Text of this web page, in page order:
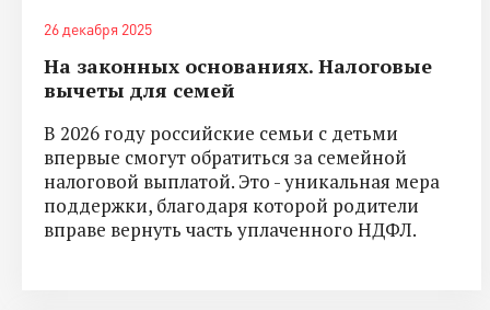
26 декабря 2025
На законных основаниях. Налоговые
вычеты для семей
В 2026 году российские семьи с детьми
впервые смогут обратиться за семейной
налоговой выплатой. Это - уникальная мера
поддержки, благодаря которой родители
вправе вернуть часть уплаченного НДФЛ.